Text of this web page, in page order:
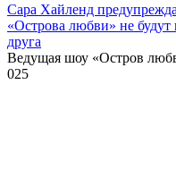
Сара Хайленд
«Острова любви» не
друга
Ведущая шоу «Остров
025